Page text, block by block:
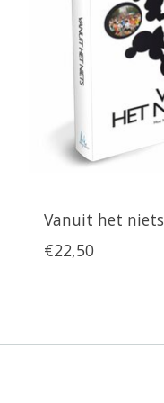
Vanuit het niets
€22,50